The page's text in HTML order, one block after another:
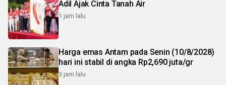
Adil Ajak Cinta Tanah Air
1 jam lalu
Harga emas Antam pada Senin (10/8/2028)
hari ini stabil di angka Rp2,690 juta/gr
3 jam lalu